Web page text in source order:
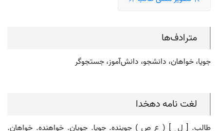
مترادف‌ها
جویا، خواهان، دانشجو، دانش‌آموز، جستجوگر
لغت نامه دهخدا
طالب. [ ل ِ ] ( ع ص ) جوینده. جویا. جویان. خواهنده. خواهان.